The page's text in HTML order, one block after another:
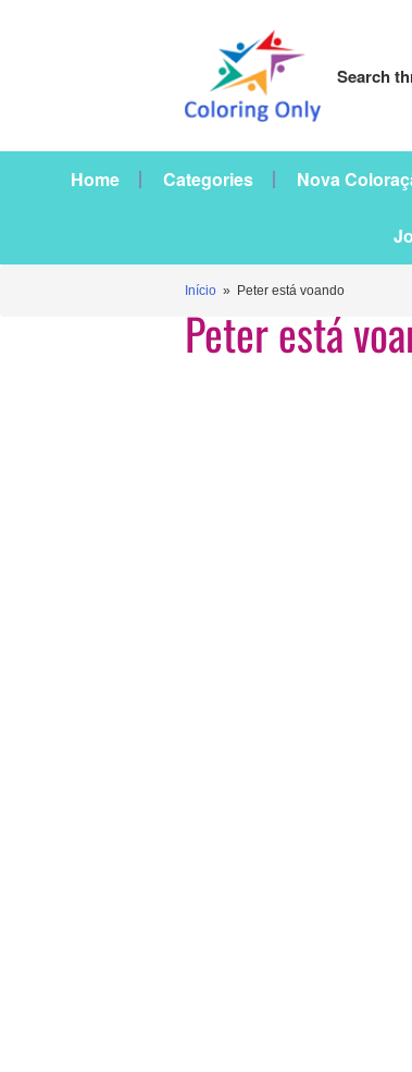
Search
Home Categories Nova
Início » Peter está voando
Peter está